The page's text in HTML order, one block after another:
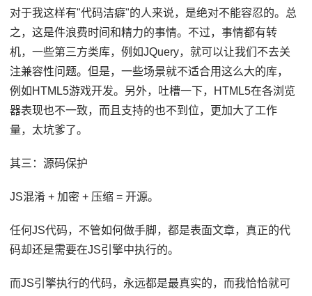
对于我这样有"代码洁癖"的人来说，是绝对不能容忍的。总
之，这是件浪费时间和精力的事情。不过，事情都有转
机，一些第三方类库，例如JQuery，就可以让我们不去关
注兼容性问题。但是，一些场景就不适合用这么大的库，
例如HTML5游戏开发。另外，吐槽一下，HTML5在各浏览
器表现也不一致，而且支持的也不到位，更加大了工作
量，太坑爹了。
其三：源码保护
JS混淆 + 加密 + 压缩 = 开源。
任何JS代码，不管如何做手脚，都是表面文章，真正的代
码却还是需要在JS引擎中执行的。
而JS引擎执行的代码，永远都是最真实的，而我恰恰就可